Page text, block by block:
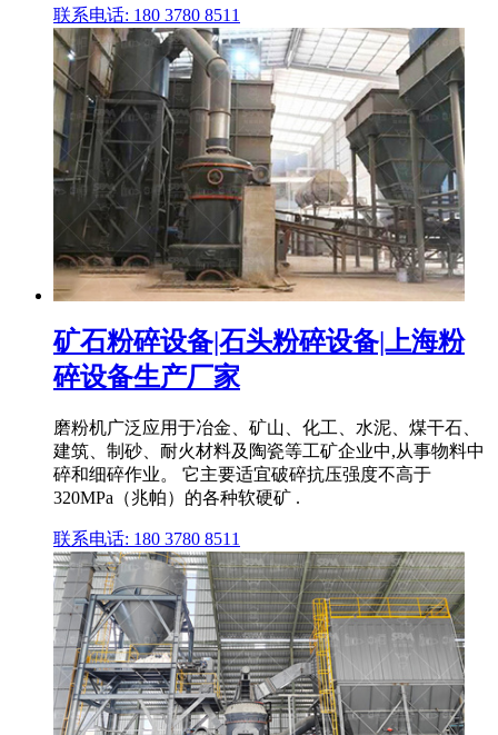
联系电话: 180 3780 8511
矿石粉碎设备|石头粉碎设备|上海粉
碎设备生产厂家
磨粉机广泛应用于冶金、矿山、化工、水泥、煤干石、
建筑、制砂、耐火材料及陶瓷等工矿企业中,从事物料中
碎和细碎作业。 它主要适宜破碎抗压强度不高于
320MPa（兆帕）的各种软硬矿 .
联系电话: 180 3780 8511